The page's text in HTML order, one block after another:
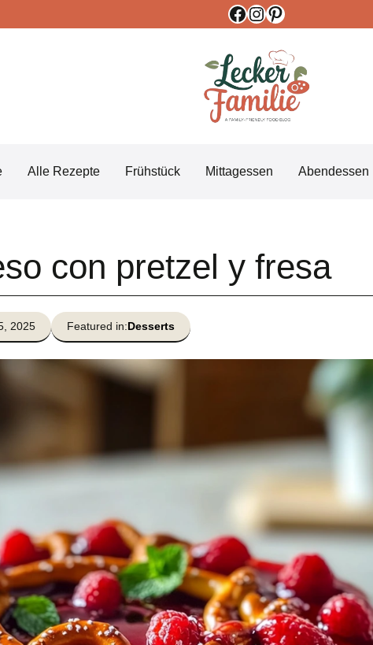
Facebook
Instagram
Pinterest
Alle Rezepte Frühstück Mittagessen Abendessen
con pretzel y fresa
2025 Featured in:Desserts